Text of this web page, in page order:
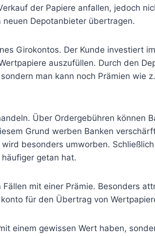
der Papiere anfallen, jedoch
Depotanbieter übertragen.
Girokontos. Der Kunde investiert
auszufüllen. Durch den
man kann noch Prämien wie
Über Ordergebühren können
Grund werben Banken
besonders umworben.
getan hat.
mit einer Prämie. Besonders
für den Übertrag von
einem gewissen Wert haben,